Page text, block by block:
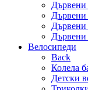
Дървени
Дървени
Дървени
Дървени
Велосипеди
Back
Колела
Детски